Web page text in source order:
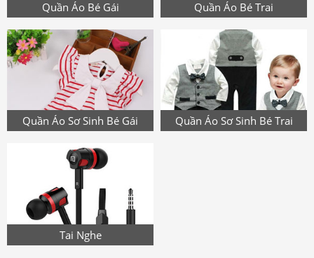
Quần Áo Bé Gái Quần Áo Bé Trai
Quần Áo Sơ Sinh Bé Gái Quần Áo Sơ Sinh Bé Trai
Tai Nghe